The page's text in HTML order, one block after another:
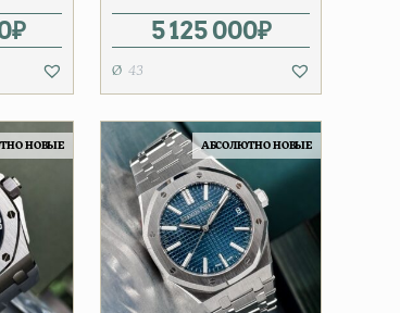
₽ 5 125 000₽
43
НОВЫЕ АБСОЛЮТНО НОВЫЕ